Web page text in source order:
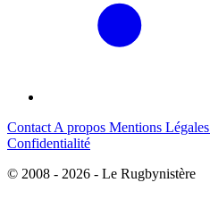
Contact A propos Mentions Légales
Confidentialité
© 2008 - 2026 - Le Rugbynistère